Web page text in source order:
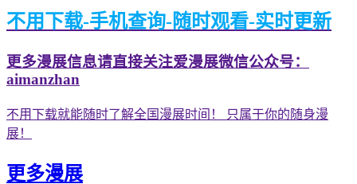
不用下载-手机查询-随时观看-实时更新
更多漫展信息请直接关注爱漫展微信公众号：
aimanzhan
不用下载就能随时了解全国漫展时间！ 只属于你的随身漫
展！
更多漫展